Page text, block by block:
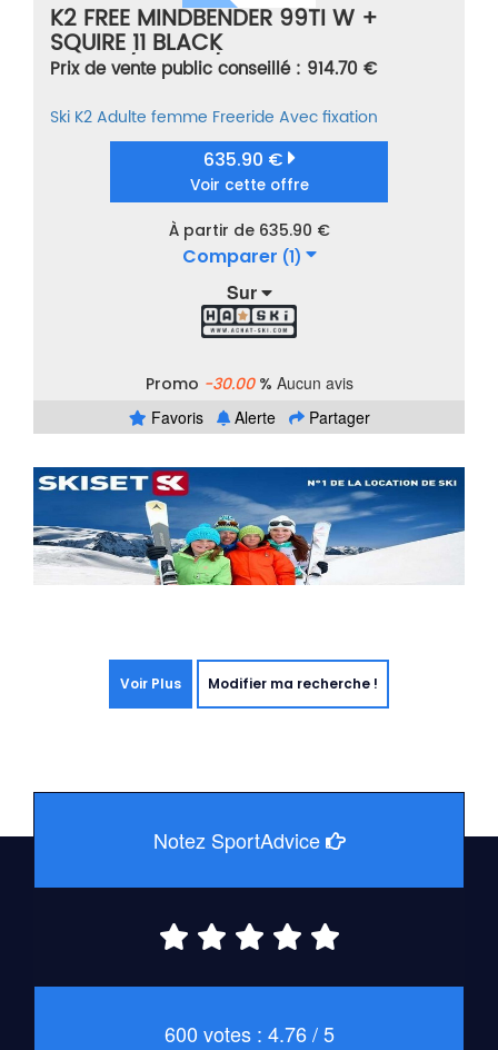
K2 FREE MINDBENDER 99TI W +
SQUIRE 11 BLACK
ROUGE/VIOLET/GRIS TAILLE 160
Prix de vente public conseillé : 914.70 €
Ski K2Adulte femme Freeride Avec fixation
635.90 €
Voir cette offre
À partir de 635.90 €
Comparer (1)
Sur
Promo -30.00% Aucun avis
Favoris
Alerte Partager
Voir Plus Modifier ma recherche !
Notez SportAdvice
600 votes : 4.76 / 5